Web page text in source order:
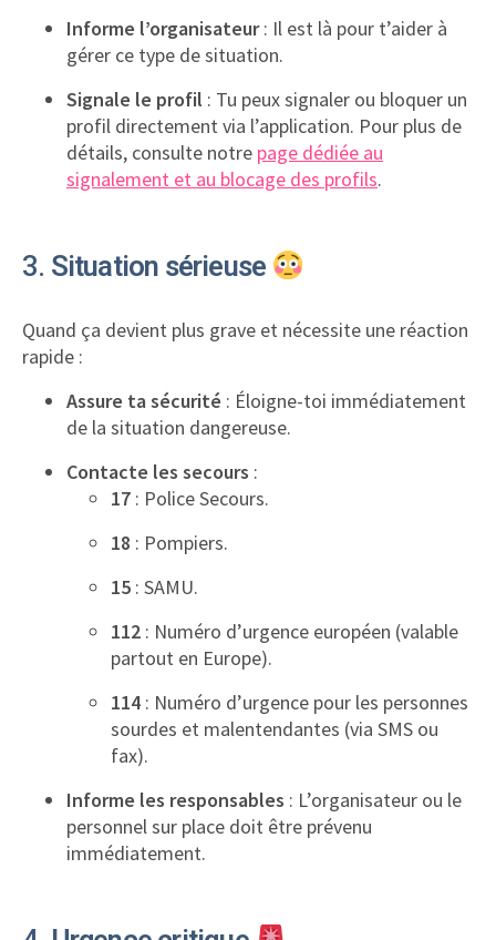
Informe l’organisateur: Il est là pour t’aider à
gérer ce type de situation.
Signale le profil : Tu peux signaler ou bloquer un
profil directement via l’application. Pour plus de
détails, consulte notre page dédiée au
signalement et au blocage des profils.
3. Situation sérieuse
Quand ça devient plus grave et nécessite une réaction
rapide :
Assure ta sécurité : Éloigne-toi immédiatement
de la situation dangereuse.
Contacte les secours :
17 : Police Secours.
18 : Pompiers.
15 : SAMU.
112 : Numéro d’urgence européen (valable
partout en Europe).
114 : Numéro d’urgence pour les personnes
sourdes et malentendantes (via SMS ou
fax).
Informe les responsables : L’organisateur ou le
personnel sur place doit être prévenu
immédiatement.